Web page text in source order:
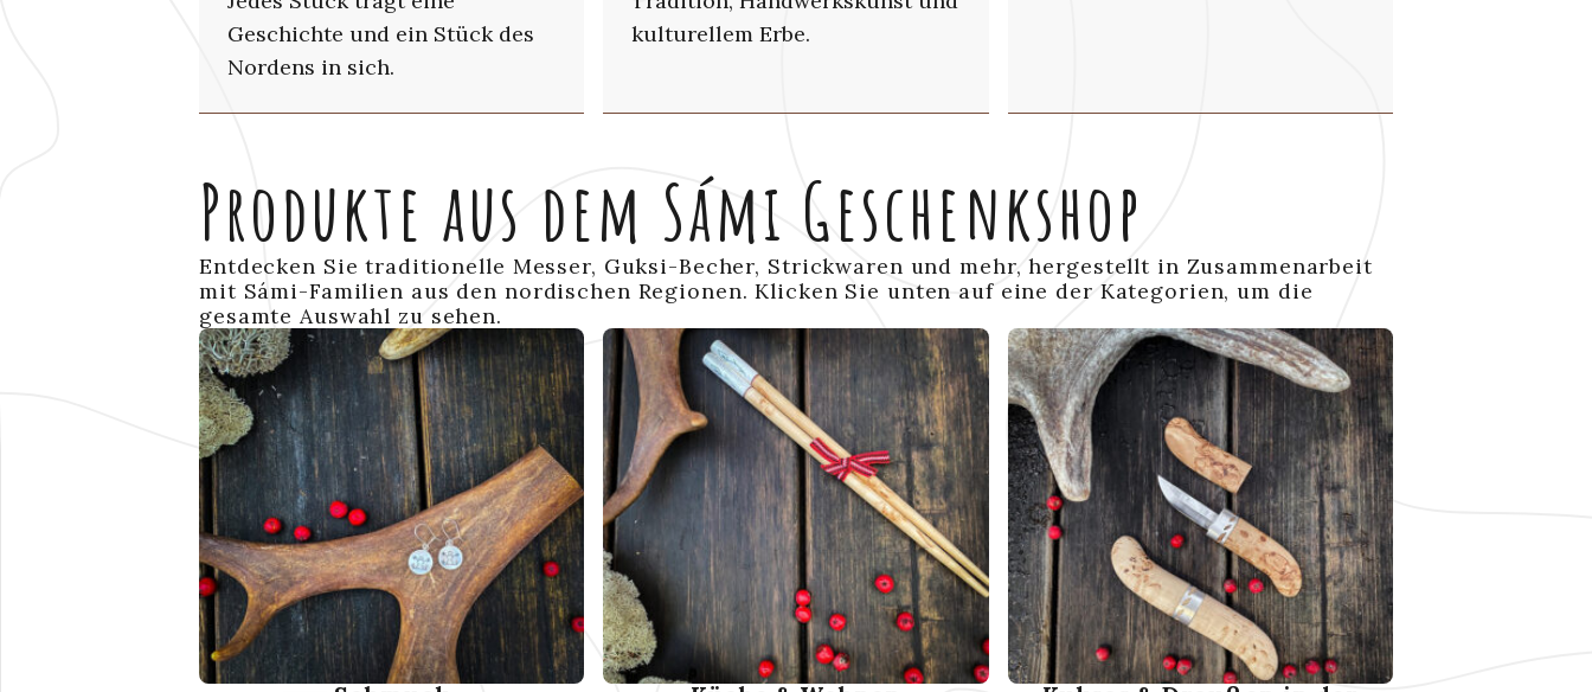
Geschichte und ein Stück des
Nordens in sich.
kulturellem Erbe.
Produkte aus dem Sámi Geschenkshop
Entdecken Sie traditionelle Messer, Guksi-Becher, Strickwaren und mehr, hergestellt in Zusammenarbeit
mit Sámi-Familien aus den nordischen Regionen. Klicken Sie unten auf eine der Kategorien, um die
gesamte Auswahl zu sehen.